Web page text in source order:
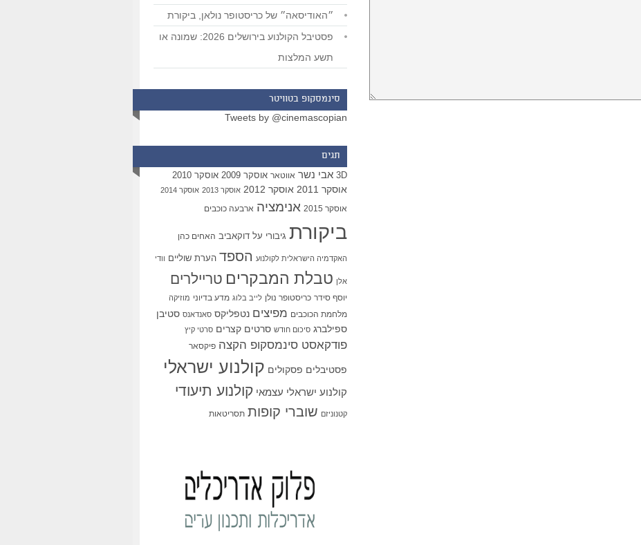
״האודיסאה״ של כריסטופר נולאן, ביקורת
פסטיבל הקולנוע בירושלים 2026: שמונה או
תשע המלצות
סינמסקופ בטוויטר
Tweets by @cinemascopian
תגים
3D אבי נשר אווטאר אוסקר 2009 אוסקר 2010
אוסקר 2011 אוסקר 2012 אוסקר 2013 אוסקר 2014
אוסקר 2015 אנימציה ארבעה כוכבים
ביקורת גיבורי על דוקאביב האחים כהן
האקדמיה הישראלית לקולנוע הספד הערת שוליים וודי
אלן טבלת המבקרים טריילרים
יוסף סידר כריסטופר נולן לייב בלוג מדע בדיוני מוזיקה
מלחמת הכוכבים מפיצים נטפליקס סאנדאנס סטיבן
ספילברג סיכום חודש סרטים קצרים סרטי קיץ
פודקאסט סינמסקופ הקצה פיקסאר
פסטיבלים פסקולים קולנוע ישראלי
קולנוע ישראלי עצמאי קולנוע תיעודי
קטנוניזם שוברי קופות תסריטאות